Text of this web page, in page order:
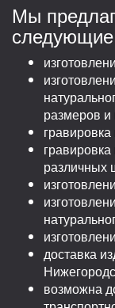
Мы
следующие
размеров
различных
доставка
возможна